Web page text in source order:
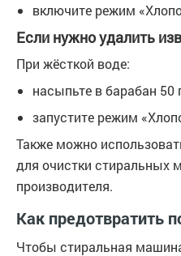
включите режим
Если нужно удалить
При жёсткой воде:
насыпьте в барабан 50
запустите режим
Также можно
для очистки стиральных
производителя.
Как предотвратить
Чтобы стиральная